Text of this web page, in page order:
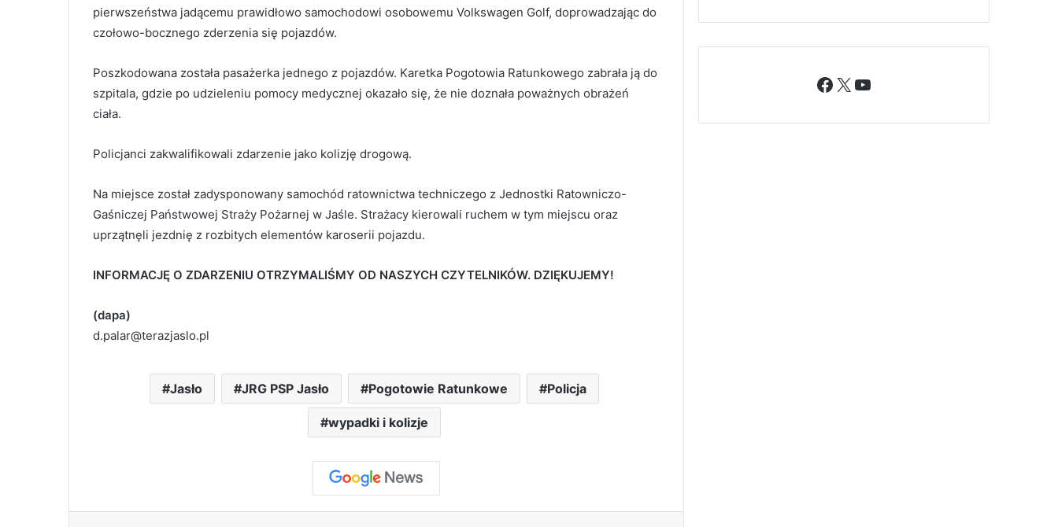
pierwszeństwa jadącemu prawidłowo samochodowi osobowemu Volkswagen Golf, doprowadzając do
czołowo-bocznego zderzenia się pojazdów.
Poszkodowana została pasażerka jednego z pojazdów. Karetka Pogotowia Ratunkowego zabrała ją do
szpitala, gdzie po udzieleniu pomocy medycznej okazało się, że nie doznała poważnych obrażeń
ciała.
Policjanci zakwalifikowali zdarzenie jako kolizję drogową.
Na miejsce został zadysponowany samochód ratownictwa techniczego z Jednostki Ratowniczo-
Gaśniczej Państwowej Straży Pożarnej w Jaśle. Strażacy kierowali ruchem w tym miejscu oraz
uprzątnęli jezdnię z rozbitych elementów karoserii pojazdu.
INFORMACJĘ O ZDARZENIU OTRZYMALIŚMY OD NASZYCH CZYTELNIKÓW. DZIĘKUJEMY!
(dapa)
d.palar@terazjaslo.pl
Jasło JRG PSP Jasło Pogotowie Ratunkowe Policja
wypadki i kolizje
Facebook
X YouTube